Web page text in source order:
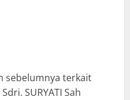
sebelumnya terkait
SURYATI Sah